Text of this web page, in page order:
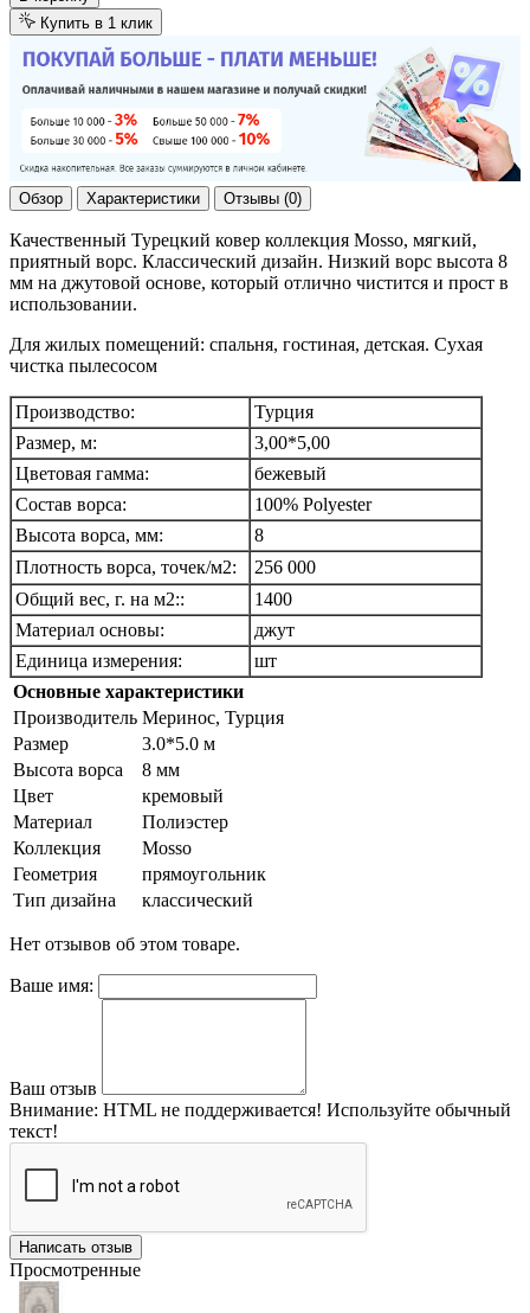
Купить в 1 клик
Обзор Характеристики Отзывы (0)
Качественный Турецкий ковер коллекция Mosso, мягкий,
приятный ворс. Классический дизайн. Низкий ворс высота 8
мм на джутовой основе, который отлично чистится и прост в
использовании.
Для жилых помещений: спальня, гостиная, детская. Сухая
чистка пылесосом
Производство:
Турция
Размер, м:
3,00*5,00
Цветовая гамма:
бежевый
Состав ворса:
100% Polyester
Высота ворса, мм:
8
Плотность ворса, точек/м2:
256 000
Общий вес, г. на м2::
1400
Материал основы:
джут
Единица измерения:
шт
Основные характеристики
Производитель Меринос, Турция
Размер
3.0*5.0 м
Высота ворса
8 мм
Цвет
кремовый
Материал
Полиэстер
Коллекция
Mosso
Геометрия
прямоугольник
Тип дизайна
классический
Нет отзывов об этом товаре.
Ваше имя:
Ваш отзыв
Внимание: HTML не поддерживается! Используйте обычный
текст!
Написать отзыв
Просмотренные